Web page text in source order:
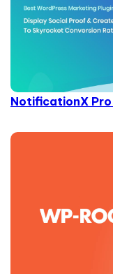
NotificationX Pro